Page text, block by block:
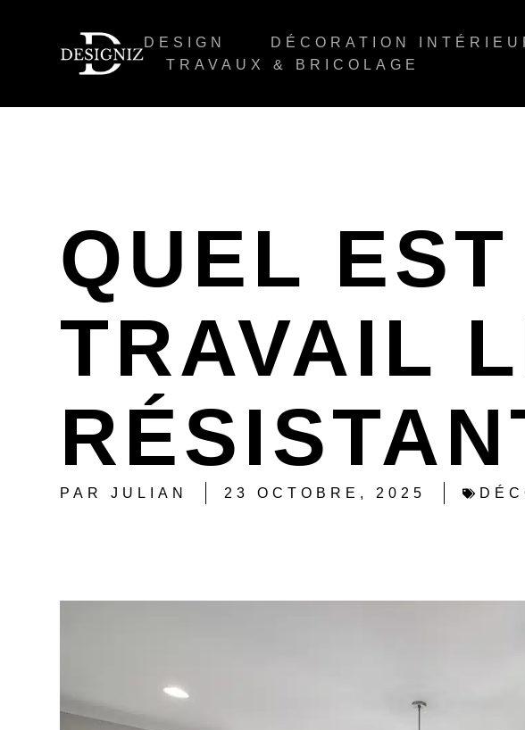
DESIGN DÉCORATION
TRAVAUX & BRICOLAGE
QUEL
TRAVAIL
PAR JULIAN 23 OCTOBRE, 2025